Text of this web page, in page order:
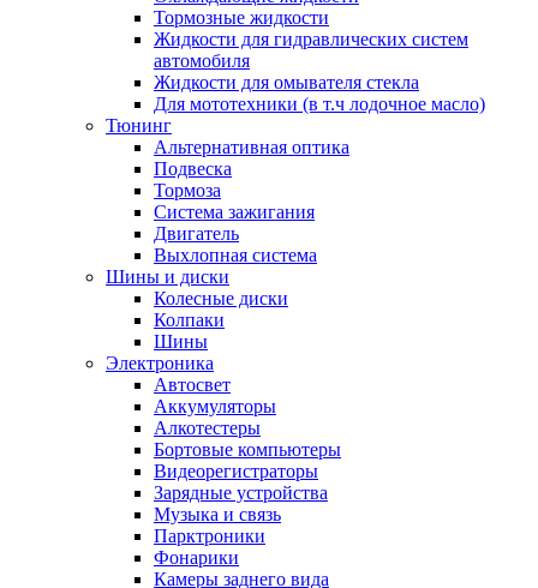
Тормозные жидкости
Жидкости для гидравлических систем
автомобиля
Жидкости для омывателя стекла
Для мототехники (в т.ч лодочное масло)
Тюнинг
Альтернативная оптика
Подвеска
Тормоза
Система зажигания
Двигатель
Выхлопная система
Шины и диски
Колесные диски
Колпаки
Шины
Электроника
Автосвет
Аккумуляторы
Алкотестеры
Бортовые компьютеры
Видеорегистраторы
Зарядные устройства
Музыка и связь
Парктроники
Фонарики
Камеры заднего вида